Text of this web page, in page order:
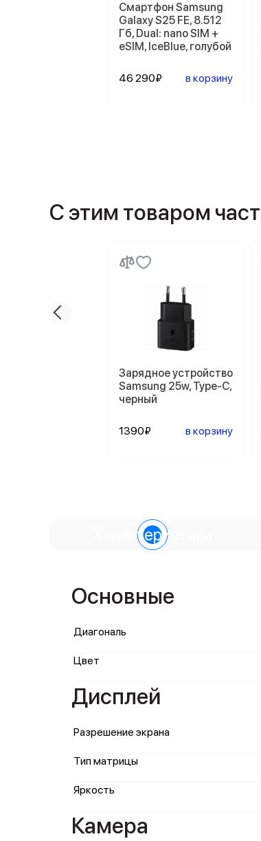
Смартфон Samsung
Galaxy S25 FE, 8.512
Гб, Dual: nano SIM +
eSIM, IceBlue, голубой
46 290₽ в корзину
С этим товаром
Зарядное устройство
Samsung 25w, Type-C,
черный
1390₽ в корзину
Характеристики
Основные
Диагональ
Цвет
Дисплей
Разрешение экрана
Тип матрицы
Яркость
Камера